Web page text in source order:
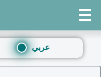
عربي